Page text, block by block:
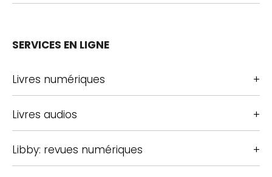
SERVICES EN LIGNE
Livres numériques
Livres audios
Libby: revues numériques